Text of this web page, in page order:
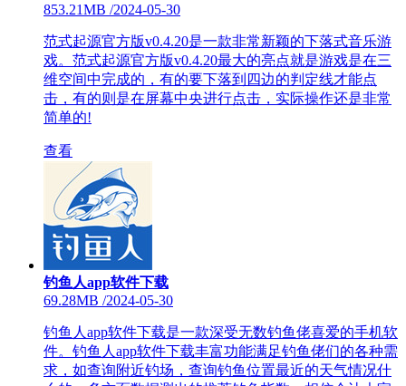
853.21MB /2024-05-30
范式起源官方版v0.4.20是一款非常新颖的下落式音乐游
戏。范式起源官方版v0.4.20最大的亮点就是游戏是在三
维空间中完成的，有的要下落到四边的判定线才能点
击，有的则是在屏幕中央进行点击，实际操作还是非常
简单的!
查看
钓鱼人app软件下载
69.28MB /2024-05-30
钓鱼人app软件下载是一款深受无数钓鱼佬喜爱的手机软
件。钓鱼人app软件下载丰富功能满足钓鱼佬们的各种需
求，如查询附近钓场，查询钓鱼位置最近的天气情况什